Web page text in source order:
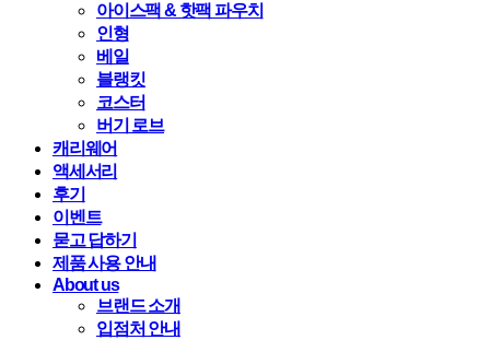
아이스팩 & 핫팩 파우치
인형
베일
블랭킷
코스터
버기 로브
캐리웨어
액세서리
후기
이벤트
묻고 답하기
제품 사용 안내
About us
브랜드 소개
입점처 안내